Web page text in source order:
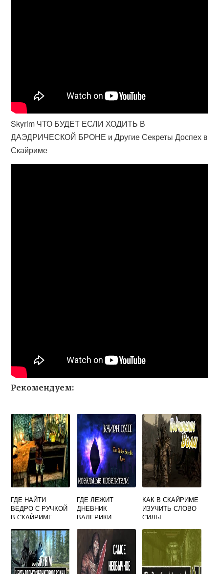
Skyrim ЧТО БУДЕТ ЕСЛИ ХОДИТЬ В
ДАЭДРИЧЕСКОЙ БРОНЕ и Другие Секреты Доспех в
Скайриме
Рекомендуем:
ГДЕ НАЙТИ
ВЕДРО С РУЧКОЙ
В СКАЙРИМЕ
ГДЕ ЛЕЖИТ
ДНЕВНИК
ВАЛЕРИКИ
КАК В СКАЙРИМЕ
ИЗУЧИТЬ СЛОВО
СИЛЫ